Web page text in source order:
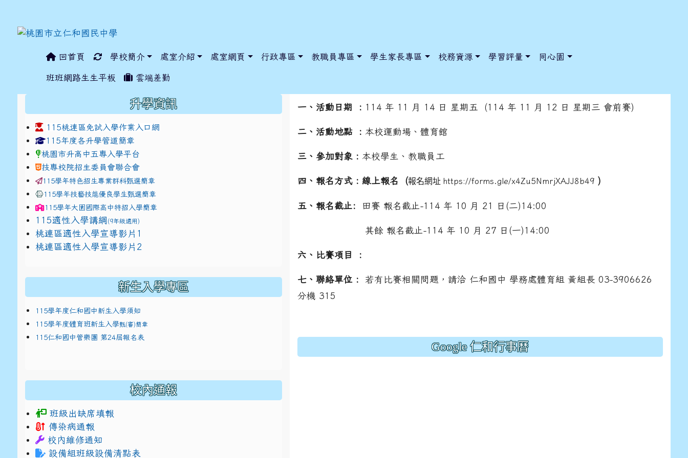
回首頁 學校簡介 處室介紹 處室網頁 行政專區 教職員專區 學生家長專區 校務資源 學習評量 同心園
班班網路生生平板 雲端差勤
114年仁和國中第53屆校慶運動大會開始報名囉!
一、活動日期 : 114 年 11 月 14 日 星期五 (114 年 11 月 12 日 星期三 會前賽)
二、活動地點 : 本校運動場、體育館
三、參加對象 : 本校學生、教職員工
四、報名方式 : 線上報名 (報名網址 https://forms.gle/x4Zu5NmrjXAJJ8b49 )
五、報名截止: 田賽 報名截止-114 年 10 月 21 日(二)14:00
其餘 報名截止-114 年 10 月 27 日(一)14:00
六、比賽項目 :
七、聯絡單位 : 若有比賽相關問題，請洽 仁和國中 學務處體育組 黃組長 03-3906626
分機 315
Google 仁和行事曆
升學資訊
115桃連區免試入學作業入口網
link to https://www.jhjhs.tyc.edu.tw/modules/tadnews/index.php?nsn=5425
115年度各升學管道簡章link to http://tyc.entry.edu.tw/NoExamImitate_TL/NoExamImitateHome/Page/Public/ChooseSys?s=05 style=font-size: 1rem; background-
link to http://tyc.entry.edu.tw/NoExamImitate_TL/NoExamImitateHome/Page/Public/ChooseSys?s=05 style=font-size: 1rem; background-
桃園市升高中五專入學平台
技專校院招生委員會聯合會
115學年特色招生專業群科甄選簡章
115學年技藝技能優良學生甄選簡章
115學年大園國際高中特招入學簡章
115適性入學講綱 (9年級適用)
link to https://docs.google.com/presentation/d/1x3bih9gNpRNolaz0znBOn--g7OisECve/
桃連區適性入學宣導影片1
link to https://docs.google.com/presentation/d/1x3bih9gNpRNolaz0znBOn--g7OisECve/
桃連區適性入學宣導影片2
新生入學專區
115學年度仁和國中新生入學須知
115學年度體育班新生入學甄(審)簡章
115仁和國中管樂團 第24屆報名表
校內通報
班級出缺席填報
傳染病通報
校內維修通知
設備組班級設備清點表